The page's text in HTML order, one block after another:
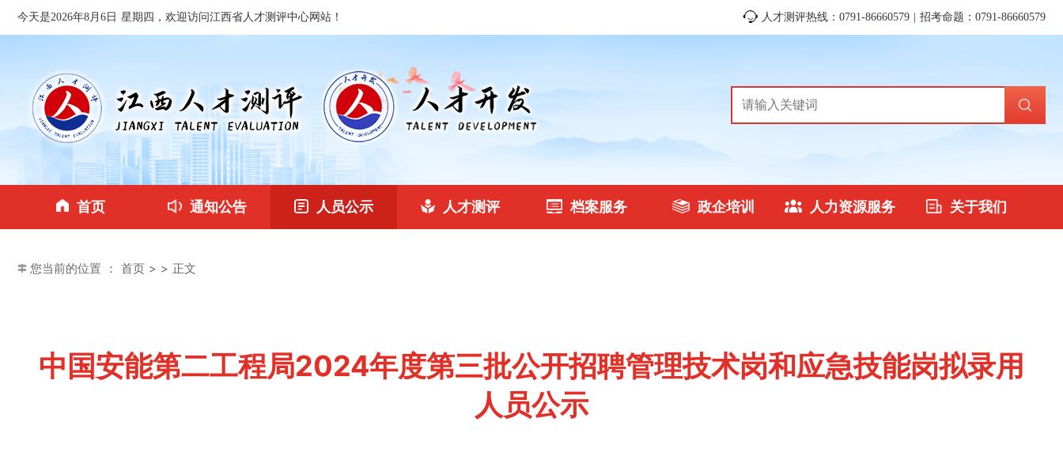
今天是2026年8月6日 星期四，欢迎访问江西省人才测评中心网站！ 人才测评热线：0791-86660579 | 招考命题：0791-86660579
首页 通知公告 人员公示 人才测评 档案服务 政企培训 人力资源服务 关于我们
您当前的位置 ： 首页 > > 正文
中国安能第二工程局2024年度第三批公开招聘管理技术岗和应急技能岗拟录用
人员公示